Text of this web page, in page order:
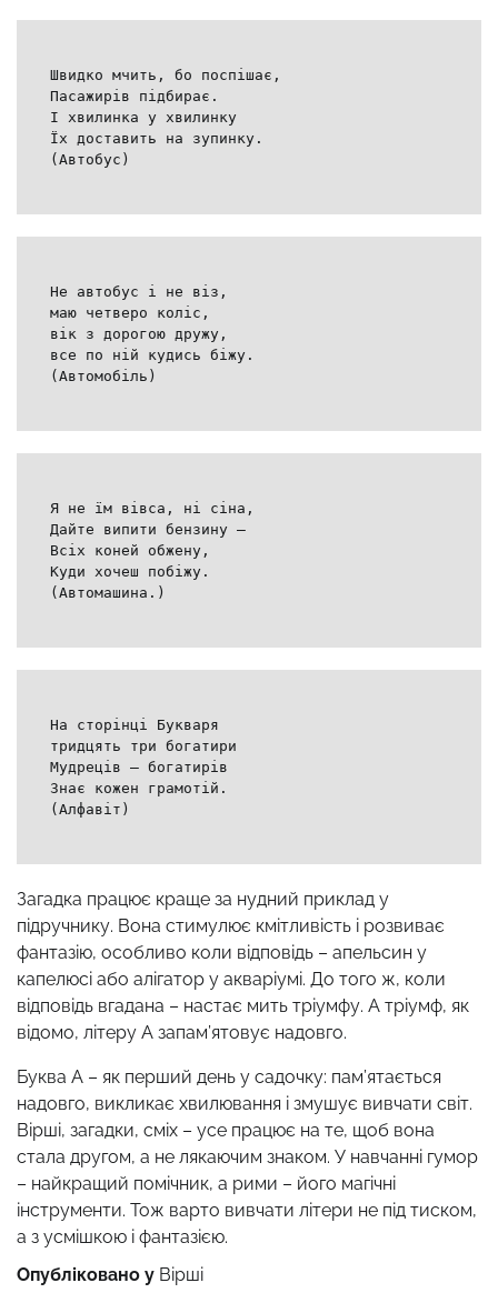
Швидко мчить, бо поспішає,
Пасажирів підбирає.
І хвилинка у хвилинку
Їх доставить на зупинку.
(Автобус)
Не автобус і не віз,
маю четверо коліс,
вік з дорогою дружу,
все по ній кудись біжу.
(Автомобіль)
Я не їм вівса, ні сіна,
Дайте випити бензину —
Всіх коней обжену,
Куди хочеш побіжу.
(Автомашина.)
На сторінці Букваря
тридцять три богатири
Мудреців – богатирів
Знає кожен грамотій.
(Алфавіт)
Загадка працює краще за нудний приклад у
підручнику. Вона стимулює кмітливість і розвиває
фантазію, особливо коли відповідь – апельсин у
капелюсі або алігатор у акваріумі. До того ж, коли
відповідь вгадана – настає мить тріумфу. А тріумф, як
відомо, літеру А запам’ятовує надовго.
Буква А – як перший день у садочку: пам’ятається
надовго, викликає хвилювання і змушує вивчати світ.
Вірші, загадки, сміх – усе працює на те, щоб вона
стала другом, а не лякаючим знаком. У навчанні гумор
– найкращий помічник, а рими – його магічні
інструменти. Тож варто вивчати літери не під тиском,
а з усмішкою і фантазією.
Опубліковано у Вірші